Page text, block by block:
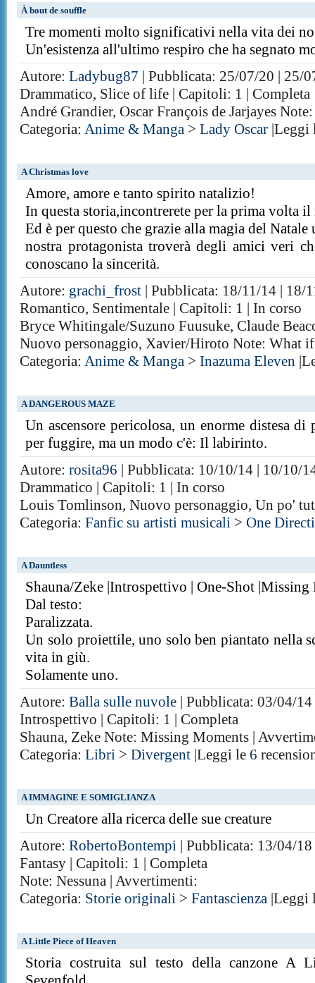
À bout de souffle
Tre momenti molto significativi nella vita dei
Un'esistenza all'ultimo respiro che ha segnato
Autore:Ladybug87 | Pubblicata: 25/07/20 | 25/
Drammatico, Slice of life | Capitoli: 1 | Completa
André Grandier, Oscar François de Jarjayes
Categoria:Anime & Manga >Lady Oscar |Leggi
A Christmas love
Amore, amore e tanto spirito natalizio!
In questa storia,incontrerete per la prima volta
Ed è per questo che grazie alla magia del
nostra protagonista troverà degli amici veri
conoscano la sincerità.
Autore: grachi_frost | Pubblicata: 18/11/14 | 18/
Romantico, Sentimentale | Capitoli: 1 | In corso
Bryce Whitingale/Suzuno Fuusuke, Claude
Nuovo personaggio, Xavier/Hiroto Note: What
Categoria:Anime & Manga >Inazuma Eleven
A DANGEROUS MAZE
Un ascensore pericolosa, un enorme distesa
per fuggire, ma un modo c'è: Il labirinto.
Autore:rosita96 | Pubblicata: 10/10/14 | 10/10/
Drammatico | Capitoli: 1 | In corso
Louis Tomlinson, Nuovo personaggio, Un po'
Categoria:Fanfic su artisti musicali >One
A Dauntless
Shauna/Zeke |Introspettivo | One-Shot |Missing
Dal testo:
Paralizzata.
Un solo proiettile, uno solo ben piantato nella
vita in giù.
Solamente uno.
Autore:Balla sulle nuvole | Pubblicata: 03/04/
Introspettivo | Capitoli: 1 | Completa
Shauna, Zeke Note: Missing Moments |
Categoria:Libri >Divergent |Leggi le 6
A IMMAGINE E SOMIGLIANZA
Un Creatore alla ricerca delle sue creature
Autore:RobertoBontempi | Pubblicata: 13/04/
Fantasy | Capitoli: 1 | Completa
Note: Nessuna | Avvertimenti:
Categoria: Storie originali >Fantascienza |Leggi
A Little Piece of Heaven
Storia costruita sul testo della canzone A